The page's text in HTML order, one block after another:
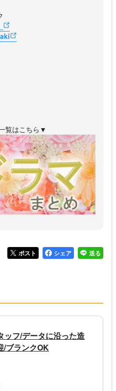
覧はこちら▼
ポスト シェア 送る
ッフ/データに沿った造
/ブランクOK